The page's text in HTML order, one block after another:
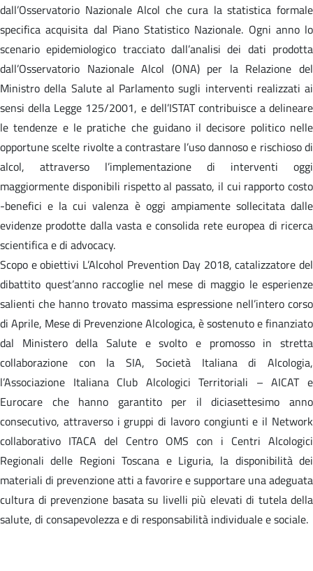
dall’Osservatorio Nazionale Alcol che cura la statistica formale
specifica acquisita dal Piano Statistico Nazionale. Ogni anno lo
scenario epidemiologico tracciato dall’analisi dei dati prodotta
dall’Osservatorio Nazionale Alcol (ONA) per la Relazione del
Ministro della Salute al Parlamento sugli interventi realizzati ai
sensi della Legge 125/2001, e dell’ISTAT contribuisce a delineare
le tendenze e le pratiche che guidano il decisore politico nelle
opportune scelte rivolte a contrastare l’uso dannoso e rischioso di
alcol, attraverso l’implementazione di interventi oggi
maggiormente disponibili rispetto al passato, il cui rapporto costo
-benefici e la cui valenza è oggi ampiamente sollecitata dalle
evidenze prodotte dalla vasta e consolida rete europea di ricerca
scientifica e di advocacy.
Scopo e obiettivi L’Alcohol Prevention Day 2018, catalizzatore del
dibattito quest’anno raccoglie nel mese di maggio le esperienze
salienti che hanno trovato massima espressione nell’intero corso
di Aprile, Mese di Prevenzione Alcologica, è sostenuto e finanziato
dal Ministero della Salute e svolto e promosso in stretta
collaborazione con la SIA, Società Italiana di Alcologia,
l’Associazione Italiana Club Alcologici Territoriali – AICAT e
Eurocare che hanno garantito per il diciasettesimo anno
consecutivo, attraverso i gruppi di lavoro congiunti e il Network
collaborativo ITACA del Centro OMS con i Centri Alcologici
Regionali delle Regioni Toscana e Liguria, la disponibilità dei
materiali di prevenzione atti a favorire e supportare una adeguata
cultura di prevenzione basata su livelli più elevati di tutela della
salute, di consapevolezza e di responsabilità individuale e sociale.